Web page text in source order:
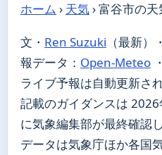
ホーム › 天気›富谷市の天
文・ Ren Suzuki （最新） ・
報データ： Open-Meteo
ライブ予報は自動更新され
記載のガイダンスは
に気象編集部が最終確認
データは気象庁ほか各国